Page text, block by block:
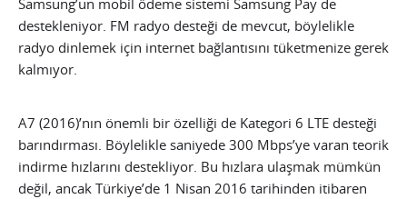
Samsung’un mobil ödeme sistemi Samsung Pay de
destekleniyor. FM radyo desteği de mevcut, böylelikle
radyo dinlemek için internet bağlantısını tüketmenize gerek
kalmıyor.
A7 (2016)’nın önemli bir özelliği de Kategori 6 LTE desteği
barındırması. Böylelikle saniyede 300 Mbps’ye varan teorik
indirme hızlarını destekliyor. Bu hızlara ulaşmak mümkün
değil, ancak Türkiye’de 1 Nisan 2016 tarihinden itibaren